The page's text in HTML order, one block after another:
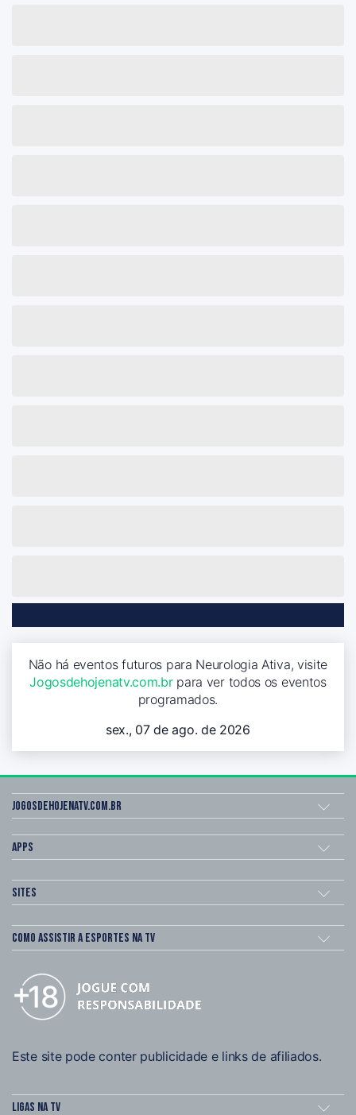
Não há eventos futuros para Neurologia Ativa, visite
Jogosdehojenatv.com.brpara ver todos os eventos
programados.
sex., 07 de ago. de 2026
Jogosdehojenatv.com.br
Apps
Sites
Como assistir a esportes na TV
Este site pode conter publicidade e links de afiliados.
Ligas na TV